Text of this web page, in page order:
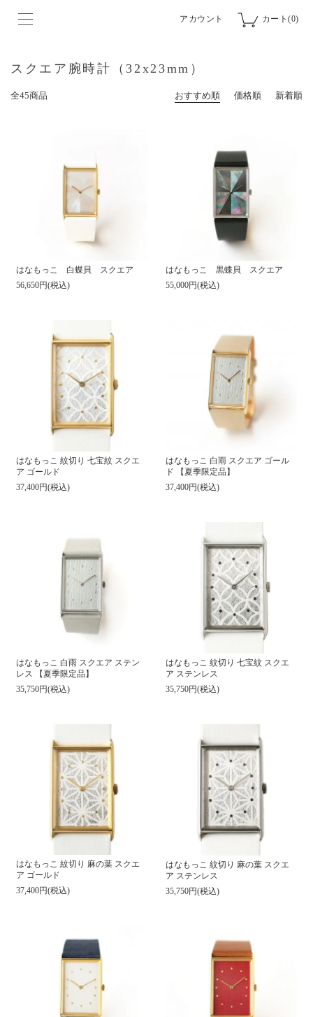
アカウント カート(0)
スクエア腕時計（32x23mm）
全45商品 おすすめ順 価格順 新着順
はなもっこ 白蝶貝 スクエア
56,650円(税込)
はなもっこ 黒蝶貝 スクエア
55,000円(税込)
はなもっこ 紋切り 七宝紋 スクエ
ア ゴールド
37,400円(税込)
はなもっこ 白雨 スクエア ゴール
ド 【夏季限定品】
37,400円(税込)
はなもっこ 白雨 スクエア ステン
レス 【夏季限定品】
35,750円(税込)
はなもっこ 紋切り 七宝紋 スクエ
ア ステンレス
35,750円(税込)
はなもっこ 紋切り 麻の葉 スクエ
ア ゴールド
37,400円(税込)
はなもっこ 紋切り 麻の葉 スクエ
ア ステンレス
35,750円(税込)